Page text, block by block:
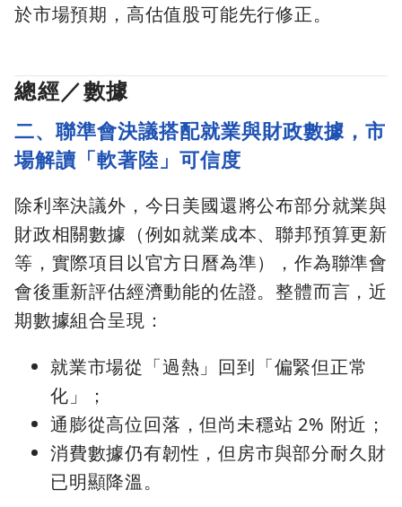
於市場預期，高估值股可能先行修正。
總經／數據
二、聯準會決議搭配就業與財政數據，市
場解讀「軟著陸」可信度
除利率決議外，今日美國還將公布部分就業與
財政相關數據（例如就業成本、聯邦預算更新
等，實際項目以官方日曆為準），作為聯準會
會後重新評估經濟動能的佐證。整體而言，近
期數據組合呈現：
就業市場從「過熱」回到「偏緊但正常
化」；
通膨從高位回落，但尚未穩站 2% 附近；
消費數據仍有韌性，但房市與部分耐久財
已明顯降溫。